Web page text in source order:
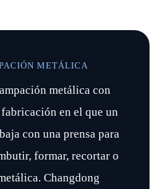
METÁLICA
metálica con
en el que un
con una prensa para
formar, recortar o
Changdong